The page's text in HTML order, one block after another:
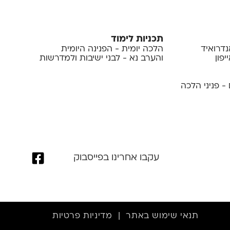
פניני הלכה
תכניות לימוד
הלכה יומית - הפנינה היומית
והערב נא - לבני ישיבות ולמדרשות
עקבו אחרינו בפייסבוק
תנאי שימוש באתר| מדיניות פרטיות